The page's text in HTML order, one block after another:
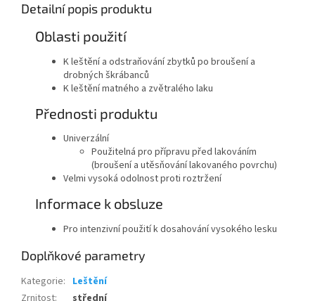
Detailní popis produktu
Oblasti použití
K leštění a odstraňování zbytků po broušení a
drobných škrábanců
K leštění matného a zvětralého laku
Přednosti produktu
Univerzální
Použitelná pro přípravu před lakováním
(broušení a utěsňování lakovaného povrchu)
Velmi vysoká odolnost proti roztržení
Informace k obsluze
Pro intenzivní použití k dosahování vysokého lesku
Doplňkové parametry
Kategorie: Leštění
Zrnitost: střední